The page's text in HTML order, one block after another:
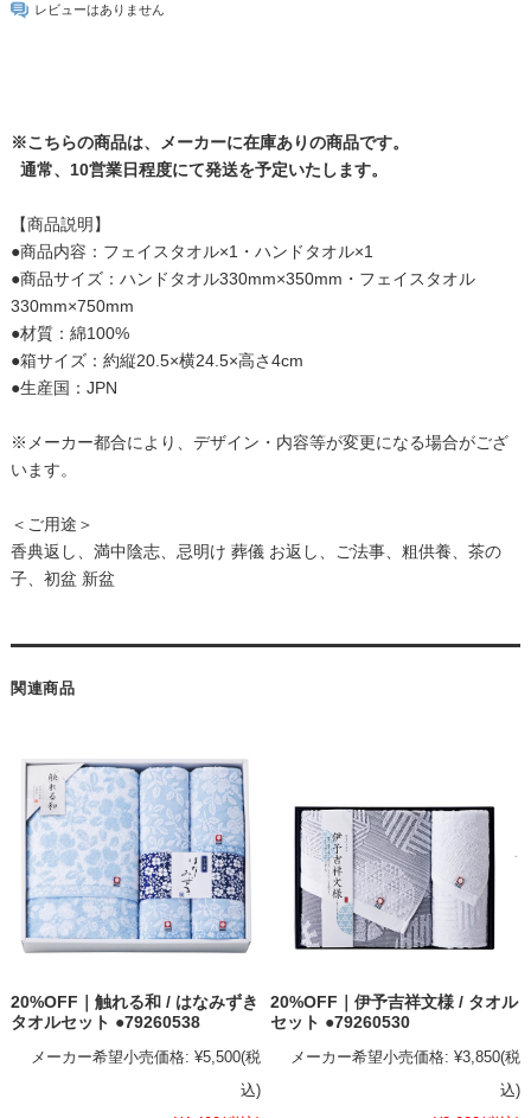
レビューはありません
※こちらの商品は、メーカーに在庫ありの商品です。
通常、10営業日程度にて発送を予定いたします。
【商品説明】
●商品内容：フェイスタオル×1・ハンドタオル×1
●商品サイズ：ハンドタオル330mm×350mm・フェイスタオル
330mm×750mm
●材質：綿100%
●箱サイズ：約縦20.5×横24.5×高さ4cm
●生産国：JPN
※メーカー都合により、デザイン・内容等が変更になる場合がござ
います。
＜ご用途＞
香典返し、満中陰志、忌明け 葬儀 お返し、ご法事、粗供養、茶の
子、初盆 新盆
関連商品
20%OFF｜触れる和 / はなみずき
タオルセット ●79260538
メーカー希望小売価格: ¥5,500(税
込)
20%OFF｜伊予吉祥文様 / タオル
セット ●79260530
メーカー希望小売価格: ¥3,850(税
込)